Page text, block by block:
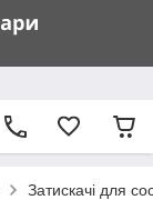
Затискачі для